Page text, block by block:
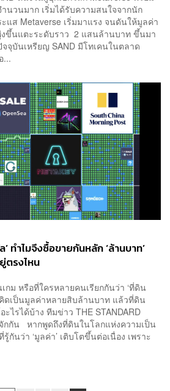
นวนมาก เริ่มได้รับความสนใจจากนัก
แส Metaverse เริ่มมาแรง จนดันให้มูลค่า
งขึ้นแตะระดับราว 2 แสนล้านบาท ขึ้นมา
บันเหรียญ SAND มีโทเคนในตลาด
...
ทำไมจึงซื้อขายกันหลัก ‘ล้านบาท’
ตรงไหน
กม หรือที่ใครหลายคนเรียกกันว่า ‘ที่ดิน
ดเป็นมูลค่าหลายสิบล้านบาท แล้วที่ดิน
ไรได้บ้าง ทีมข่าว THE STANDARD
กกัน หากพูดถึงที่ดินในโลกแห่งความเป็น
กันว่า ‘มูลค่า’ เติบโตขึ้นต่อเนื่อง เพราะ